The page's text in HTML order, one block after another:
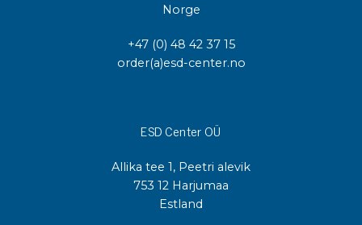
Norge
+47 (0) 48 42 37 15
order(a)esd-center.no
ESD Center OÜ
Allika tee 1, Peetri alevik
753 12 Harjumaa
Estland